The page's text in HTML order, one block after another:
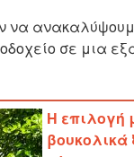
να
σε μια
Η επιλογή
βουκολικά